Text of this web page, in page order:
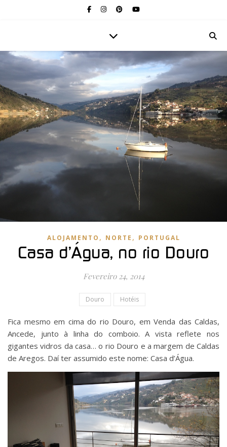
ALOJAMENTO , NORTE , PORTUGAL
Casa d’Água, no rio Douro
Fevereiro 24, 2014
Douro Hotéis
Fica mesmo em cima do rio Douro, em Venda das Caldas,
Ancede, junto à linha do comboio. A vista reflete nos
gigantes vidros da casa… o rio Douro e a margem de Caldas
de Aregos. Daí ter assumido este nome: Casa d’Água.